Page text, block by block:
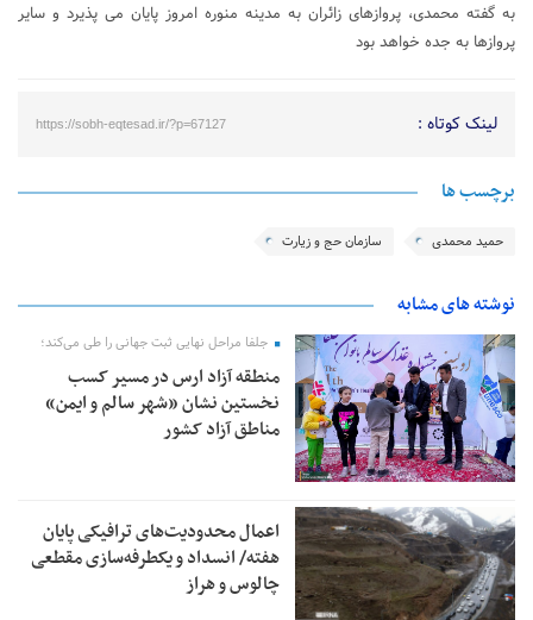
به گفته محمدی، پروازهای زائران به مدینه منوره امروز پایان می پذیرد و سایر
پروازها به جده خواهد بود
لینک کوتاه : https://sobh-eqtesad.ir/?p=67127
برچسب ها
حمید محمدی سازمان حج و زیارت
نوشته های مشابه
جلفا مراحل نهایی ثبت جهانی را طی می‌کند؛
منطقه آزاد ارس در مسیر کسب
نخستین نشان «شهر سالم و ایمن»
مناطق آزاد کشور
اعمال محدودیت‌های ترافیکی پایان
هفته/ انسداد و یکطرفه‌سازی مقطعی
چالوس و هراز